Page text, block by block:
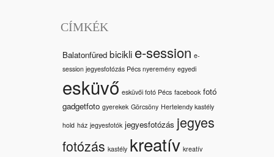
CÍMKÉK
Balatonfüred bicikli e-session e-
session jegyesfotózás Pécs nyeremény egyedi
esküvő esküvői fotó Pécs facebook fotó
gadgetfoto gyerekek Görcsöny Hertelendy kastély
hold ház jegyesfotók jegyesfotózás jegyes
fotózás kastély kreatív kreatív